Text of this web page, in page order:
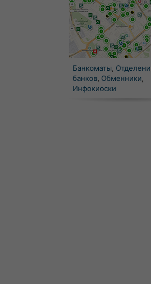
Банкоматы,
банков, Обменники,
Инфокиоски